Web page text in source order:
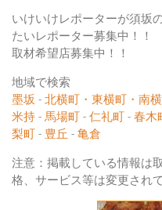
いけいけレポーターが須坂
たいレポーター募集中！！
取材希望店募集中！！
地域で検索
墨坂 - 北横町・東横町・南
米持 - 馬場町 - 仁礼町 - 春木
梨町 - 豊丘 - 亀倉
注意：掲載している情報は
格、サービス等は変更され